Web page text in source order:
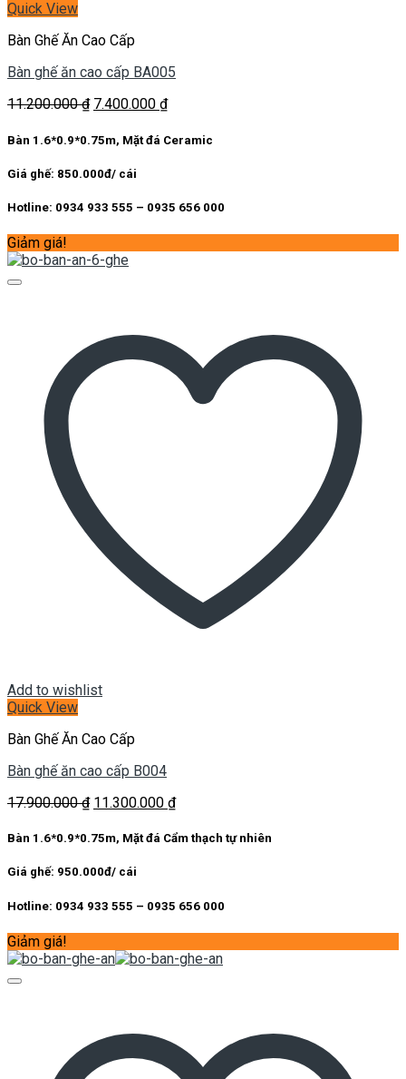
Quick View
Bàn Ghế Ăn Cao Cấp
Bàn ghế ăn cao cấp BA005
11.200.000₫ Giá
là:
7.400.000 ₫Giá
tại
Bàn 1.6*0.9*0.75m, Mặt đá Ceramic
Giá ghế: 850.000đ/ cái
Hotline: 0934 933 555 – 0935 656 000
Giảm giá!
Add to wishlist
Quick View
Bàn Ghế Ăn Cao Cấp
Bàn ghế ăn cao cấp B004
17.900.000₫ Giá
là:
11.300.000 ₫Giá
tại
Bàn 1.6*0.9*0.75m, Mặt đá Cẩm thạch tự nhiên
Giá ghế: 950.000đ/ cái
Hotline: 0934 933 555 – 0935 656 000
Giảm giá!